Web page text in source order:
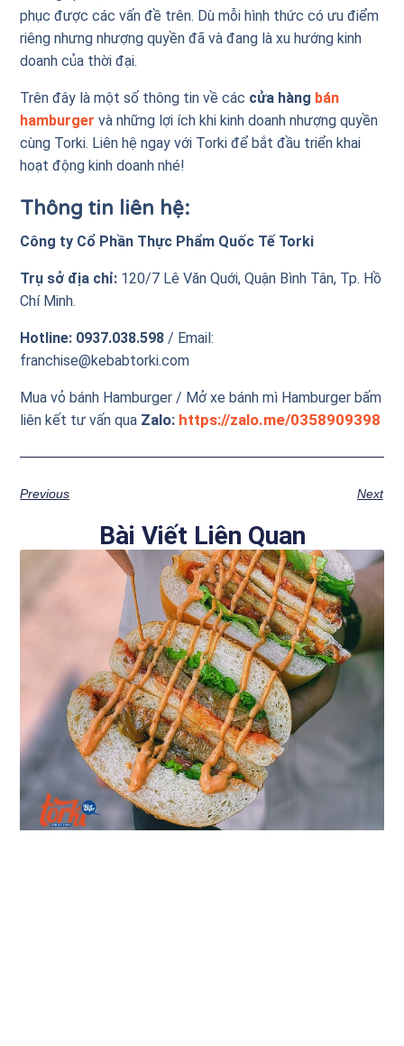
phục được các vấn đề trên. Dù mỗi hình thức có ưu điểm
riêng nhưng nhượng quyền đã và đang là xu hướng kinh
doanh của thời đại.
Trên đây là một số thông tin về các cửa hàng bán
hamburger và những lợi ích khi kinh doanh nhượng quyền
cùng Torki. Liên hệ ngay với Torki để bắt đầu triển khai
hoạt động kinh doanh nhé!
Thông tin liên hệ:
Công ty Cổ Phần Thực Phẩm Quốc Tế Torki
Trụ sở địa chỉ: 120/7 Lê Văn Quới, Quận Bình Tân, Tp. Hồ
Chí Minh.
Hotline: 0937.038.598 / Email:
franchise@kebabtorki.com
Mua vỏ bánh Hamburger / Mở xe bánh mì Hamburger bấm
liên kết tư vấn qua Zalo: https://zalo.me/0358909398
Previous Next
Bài Viết Liên Quan